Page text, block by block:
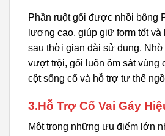
Phần ruột gối được nhồi bông
lượng cao, giúp giữ form tốt và
sau thời gian dài sử dụng.
vượt trội, gối luôn ôm sát vùng
cột sống cổ và hỗ trợ tư thế
3.Hỗ Trợ Cổ Vai Gáy
Một trong những ưu điểm lớn